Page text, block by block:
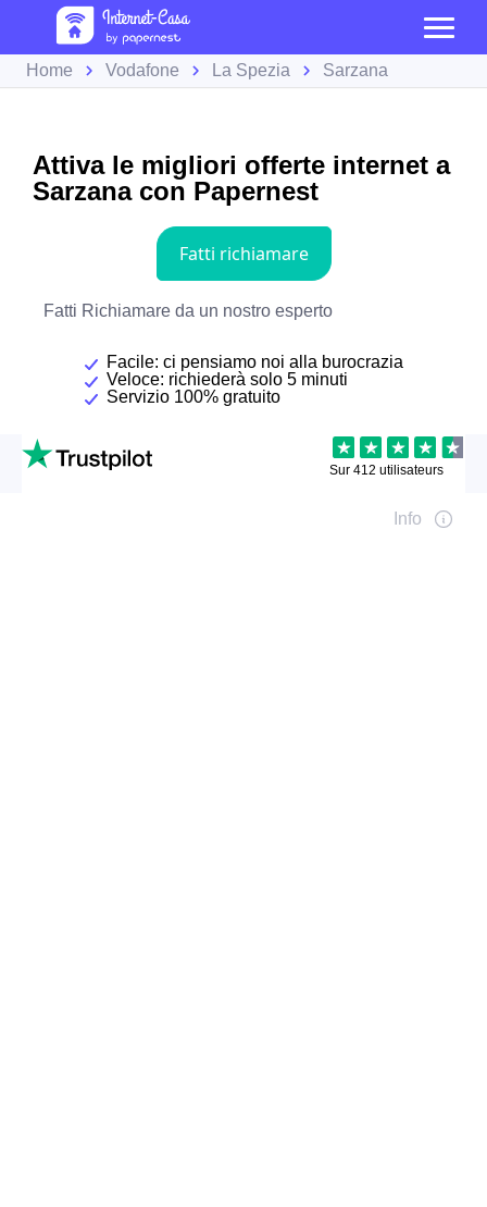
Home Vodafone La Spezia Sarzana